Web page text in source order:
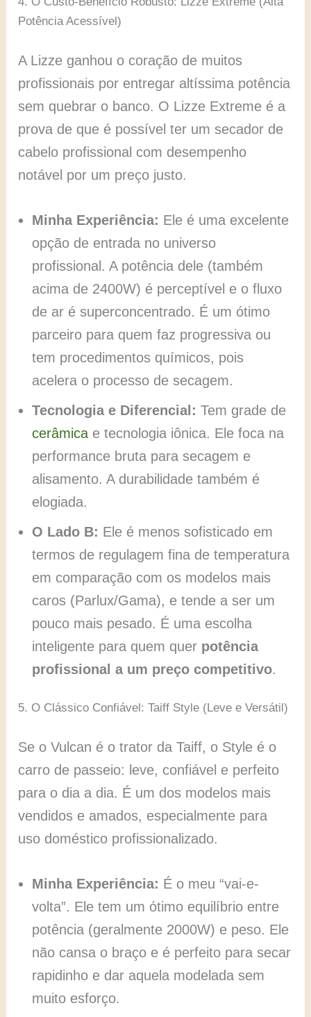
Potência Acessível)
A Lizze ganhou o coração de muitos
profissionais por entregar altíssima potência
sem quebrar o banco. O Lizze Extreme é a
prova de que é possível ter um secador de
cabelo profissional com desempenho
notável por um preço justo.
Minha Experiência: Ele é uma excelente
opção de entrada no universo
profissional. A potência dele (também
acima de 2400W) é perceptível e o fluxo
de ar é superconcentrado. É um ótimo
parceiro para quem faz progressiva ou
tem procedimentos químicos, pois
acelera o processo de secagem.
Tecnologia e Diferencial: Tem grade de
cerâmica e tecnologia iônica. Ele foca na
performance bruta para secagem e
alisamento. A durabilidade também é
elogiada.
O Lado B: Ele é menos sofisticado em
termos de regulagem fina de temperatura
em comparação com os modelos mais
caros (Parlux/Gama), e tende a ser um
pouco mais pesado. É uma escolha
inteligente para quem quer potência
profissional a um preço competitivo.
5. O Clássico Confiável: Taiff Style (Leve e Versátil)
Se o Vulcan é o trator da Taiff, o Style é o
carro de passeio: leve, confiável e perfeito
para o dia a dia. É um dos modelos mais
vendidos e amados, especialmente para
uso doméstico profissionalizado.
Minha Experiência: É o meu “vai-e-
volta”. Ele tem um ótimo equilíbrio entre
potência (geralmente 2000W) e peso. Ele
não cansa o braço e é perfeito para secar
rapidinho e dar aquela modelada sem
muito esforço.